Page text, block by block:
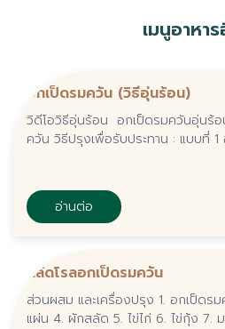
เมนูอาหา
อกเป็ดรมควัน (วิธีอุ่นร้อน)
วิดีโอวิธีอุ่นร้อน อกเป็ดรมควันอุ่นร้อ
ควัน วิธีปรุงเพื่อรับประทาน : แบบที่
อ่านต่อ
สลัดโรลอกเป็ดรมควัน
ส่วนผสม และเครื่องปรุง 1. อกเป็ดรมควัน 2.เนย 3. ขนมปัง 4
แผ่น 4. ผักสลัด 5. ไข่ไก่ 6. ไข่กุ้ง 7.